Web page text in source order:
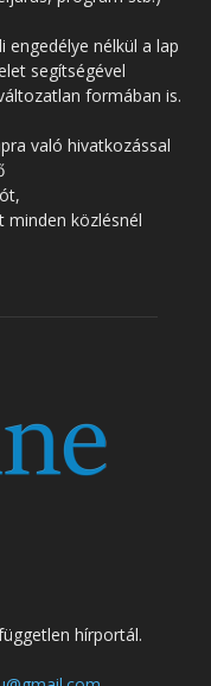
engedélye nélkül a lap
segítségével
formában is.
való hivatkozással
minden közlésnél
hírportál.